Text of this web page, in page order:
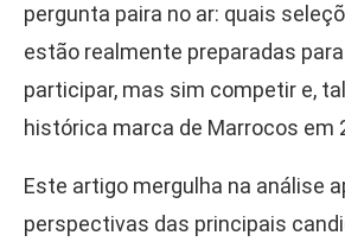
pergunta paira no ar: quais
estão realmente preparadas
participar, mas sim competir e,
histórica marca de Marrocos em
Este artigo mergulha na análise
perspectivas das principais